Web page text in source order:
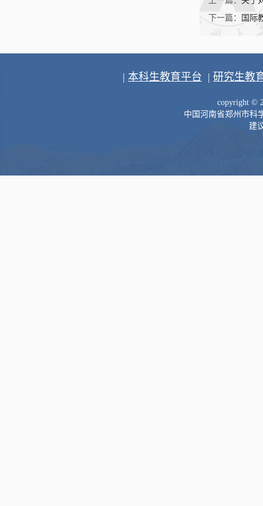
下一篇：
国际
| 本科生教育平台 | 研究生教
copyright ©
中国河南省郑州市科
建